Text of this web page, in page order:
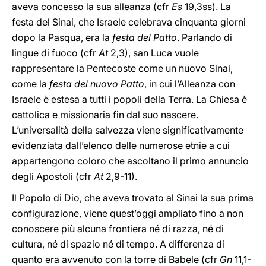
aveva concesso la sua alleanza (cfr Es 19,3ss). La
festa del Sinai, che Israele celebrava cinquanta giorni
dopo la Pasqua, era la festa del Patto. Parlando di
lingue di fuoco (cfrAt2,3), san Luca vuole
rappresentare la Pentecoste come un nuovo Sinai,
come la festa del nuovo Patto, in cui l’Alleanza con
Israele è estesa a tutti i popoli della Terra. La Chiesa è
cattolica e missionaria fin dal suo nascere.
L’universalità della salvezza viene significativamente
evidenziata dall’elenco delle numerose etnie a cui
appartengono coloro che ascoltano il primo annuncio
degli Apostoli (cfrAt2,9-11).
Il Popolo di Dio, che aveva trovato al Sinai la sua prima
configurazione, viene quest’oggi ampliato fino a non
conoscere più alcuna frontiera né di razza, né di
cultura, né di spazio né di tempo. A differenza di
quanto era avvenuto con la torre di Babele (cfr Gn 11,1-